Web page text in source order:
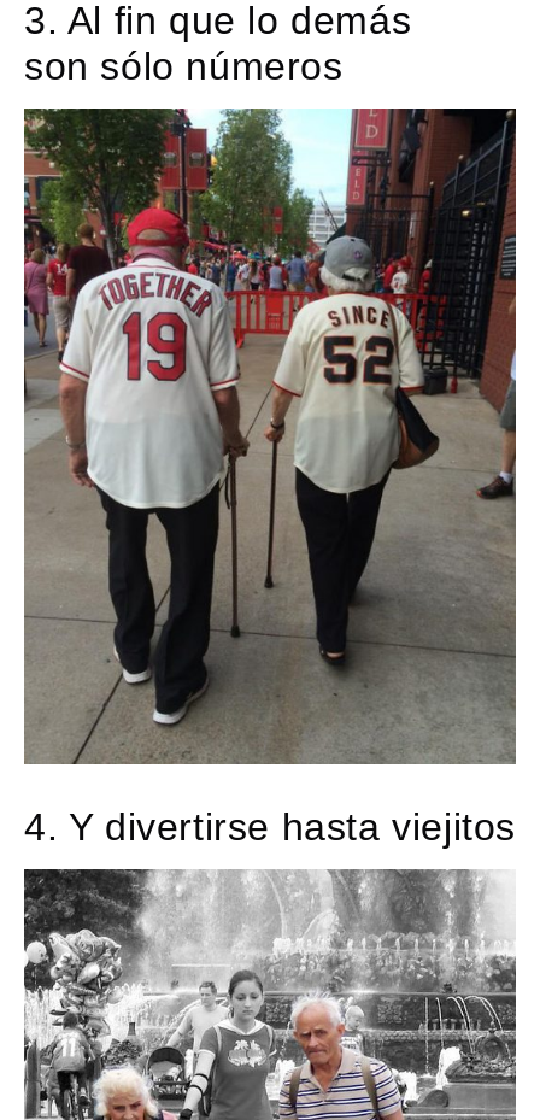
3. Al fin que lo demás
son sólo números
4. Y divertirse hasta viejitos